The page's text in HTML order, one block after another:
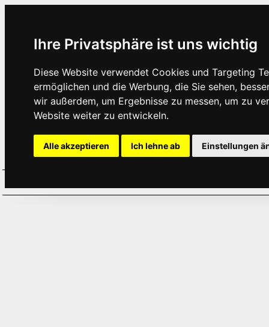
Ihre Privatsphäre ist uns wichtig
Diese Website verwendet Cookies und Targeting
ermöglichen und die Werbung, die Sie sehen,
wir außerdem, um Ergebnisse zu messen, um zu
Website weiter zu entwickeln.
Alle akzeptieren Ich lehne ab Einstellungen